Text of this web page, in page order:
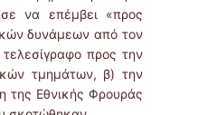
να επέμβει «προς
δυνάμεων από τον
προς την
τμημάτων, β) την
της Εθνικής Φρουράς